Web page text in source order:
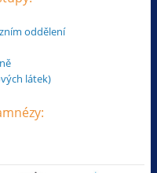
oddělení
látek)